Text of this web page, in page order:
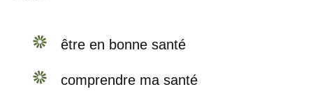
être en bonne santé
comprendre ma santé